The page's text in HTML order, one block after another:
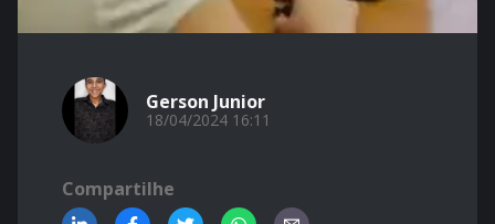
Gerson Junior
18/04/2024 16:11
Compartilhe